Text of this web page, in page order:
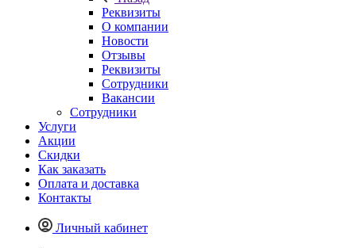
Реквизиты
О компании
Новости
Отзывы
Реквизиты
Сотрудники
Вакансии
Сотрудники
Услуги
Акции
Скидки
Как заказать
Оплата и доставка
Контакты
Личный кабинет